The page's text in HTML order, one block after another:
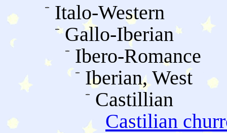
Italo-Western
Gallo-Iberian
Ibero-Romance
Iberian, West
Castillian
Castilian